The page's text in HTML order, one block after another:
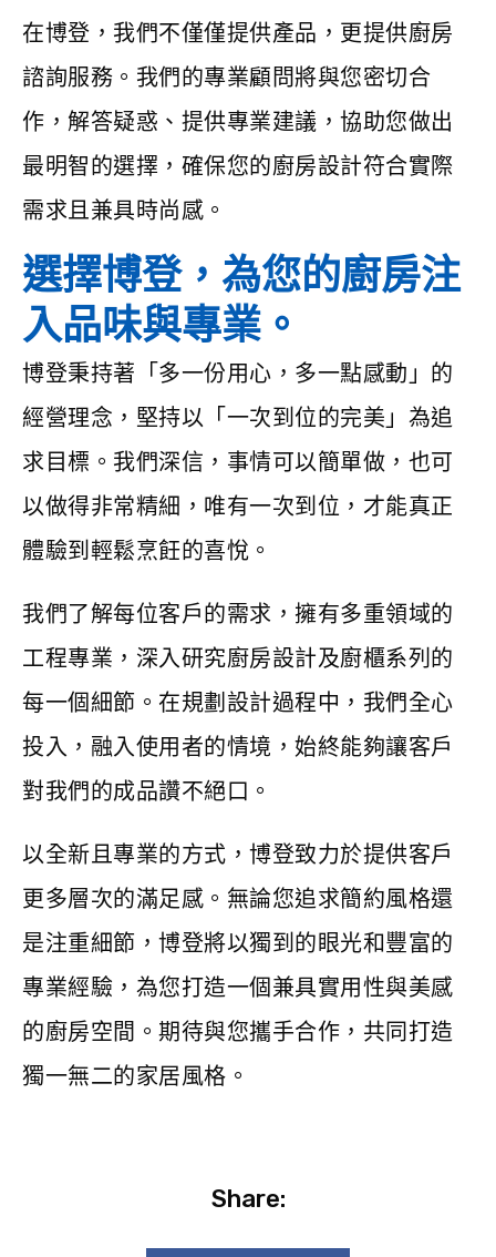
在博登，我們不僅僅提供產品，更提供廚房
諮詢服務。我們的專業顧問將與您密切合
作，解答疑惑、提供專業建議，協助您做出
最明智的選擇，確保您的廚房設計符合實際
需求且兼具時尚感。
選擇博登，為您的廚房注
入品味與專業。
博登秉持著「多一份用心，多一點感動」的
經營理念，堅持以「一次到位的完美」為追
求目標。我們深信，事情可以簡單做，也可
以做得非常精細，唯有一次到位，才能真正
體驗到輕鬆烹飪的喜悅。
我們了解每位客戶的需求，擁有多重領域的
工程專業，深入研究廚房設計及廚櫃系列的
每一個細節。在規劃設計過程中，我們全心
投入，融入使用者的情境，始終能夠讓客戶
對我們的成品讚不絕口。
以全新且專業的方式，博登致力於提供客戶
更多層次的滿足感。無論您追求簡約風格還
是注重細節，博登將以獨到的眼光和豐富的
專業經驗，為您打造一個兼具實用性與美感
的廚房空間。期待與您攜手合作，共同打造
獨一無二的家居風格。
Share: